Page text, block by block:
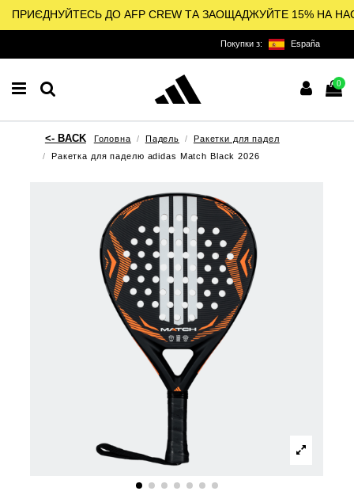
ПРИЄДНУЙТЕСЬ ДО AFP CREW ТА ЗАОЩАДЖУЙТЕ 15% НА
Покупки з: España
0
Головна Падель
Ракетки для падел
Ракетка для паделю adidas Match Black 2026